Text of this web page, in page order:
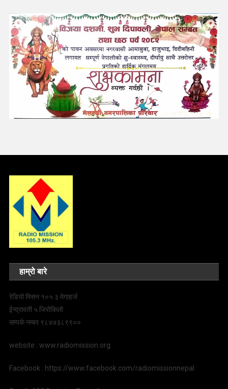
हाम्रो बारे
रेडियो मिसन १०५.३ मेगाहर्ज
ईन्द्रावती ५ जिरोकिलो
सम्पर्क नम्बर ९८४७३८९९००
website : www.radiomission.org
Facebook : https://www.facebook.com/radiomissionnepal